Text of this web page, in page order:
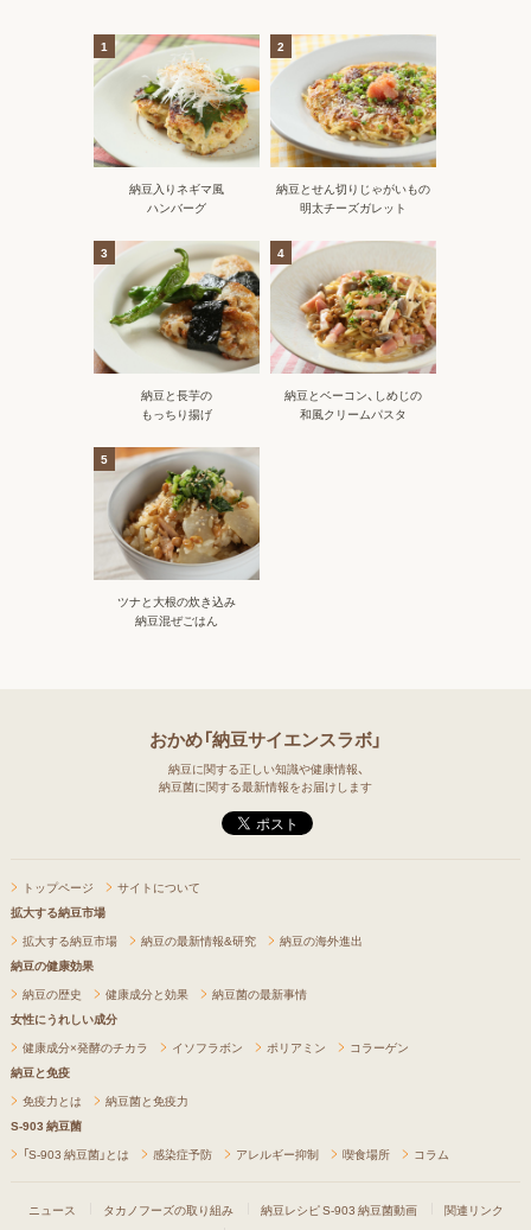
1
納豆入りネギマ風
ハンバーグ
2
納豆とせん切りじゃがいもの
明太チーズガレット
3
納豆と長芋の
もっちり揚げ
4
納豆とベーコン、しめじの
和風クリームパスタ
5
ツナと大根の炊き込み
納豆混ぜごはん
おかめ「納豆サイエンスラボ」
納豆に関する正しい知識や健康情報、
納豆菌に関する最新情報をお届けします
トップページ
サイトについて
拡大する納豆市場
拡大する納豆市場
納豆の最新情報&研究
納豆の海外進出
納豆の健康効果
納豆の歴史
健康成分と効果
納豆菌の最新事情
女性にうれしい成分
健康成分×発酵のチカラ
イソフラボン ポリアミン
コラーゲン
納豆と免疫
免疫力とは
納豆菌と免疫力
S-903 納豆菌
「S-903 納豆菌」とは
感染症予防 アレルギー抑制 喫食場所 コラム
ニュース タカノフーズの取り組み 納豆レシピS-903 納豆菌動画
関連リンク